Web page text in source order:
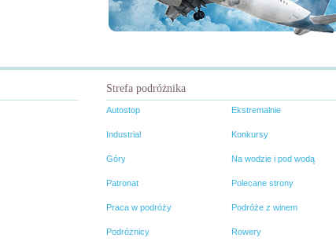
Strefa podróżnika
Autostop Ekstremalnie
Industrial Konkursy
Góry Na wodzie i pod wodą
Patronat Polecane strony
Praca w podróży Podróże z winem
Podróżnicy Rowery